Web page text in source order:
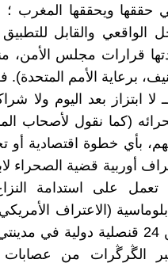
حققها ويحققها المغرب ؛
الواقعي والقابل
برعاية الأمم
ــ لا ابتزاز بعد اليوم
(كما نقول لأصحاب
بأي خطوة اقتصادية أو
أوربية قضية الصحراء
تعمل على استدامة
(الاعتراف
من 24 قنصلية دولية في
الڴرڴرات من عصابات